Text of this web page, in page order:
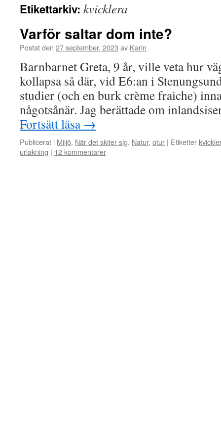
Etikettarkiv: kvicklera
Varför saltar dom inte?
Postat den 27 september, 2023 av Karin
Barnbarnet Greta, 9 år, ville veta hur
kollapsa så där, vid E6:an i
studier (och en burk crème fraiche)
någotsånär. Jag berättade om
Fortsätt läsa →
Publicerat i Miljö, När det skiter sig, Natur, otur | Etiketter
urlakning | 12 kommentarer